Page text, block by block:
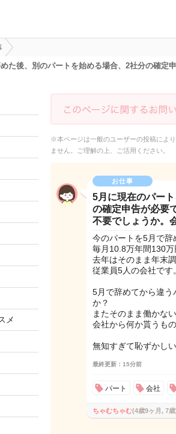
た後、別のパートを始める場合、2社分の確
メ
※本ページは一般のユーザーの投稿によ
ません。ご理解の上、ご活用ください。
お仕事
5月に現在のパー
の確定申告が必要
不要でしょうか。
今のパートを5月で辞
毎月10.8万年間130万
去年はそのまま年末
従業員5人の会社です。
5月で辞めてから違
か？
またそのまま働かな
会社から何か貰うも
無知すぎて恥ずかし
最終更新：15分前
パート 会社
ちゃむちゃむ(4歳9ヶ月, 7歳